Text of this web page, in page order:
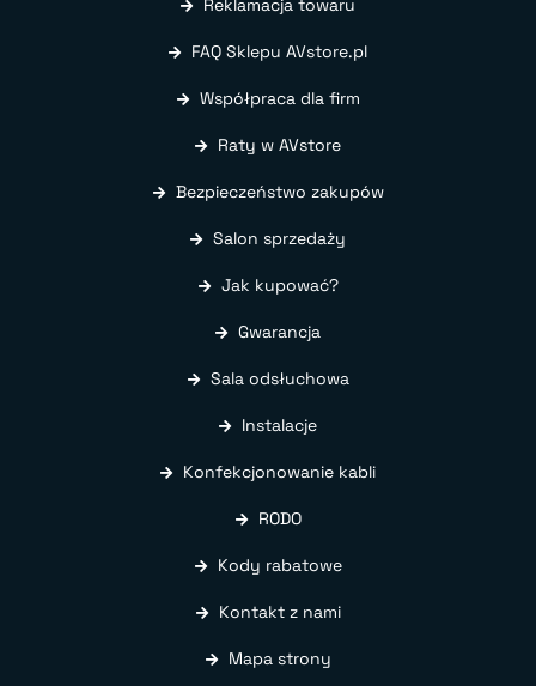
Reklamacja towaru
FAQ Sklepu AVstore.pl
Współpraca dla firm
Raty w AVstore
Bezpieczeństwo zakupów
Salon sprzedaży
Jak kupować?
Gwarancja
Sala odsłuchowa
Instalacje
Konfekcjonowanie kabli
RODO
Kody rabatowe
Kontakt z nami
Mapa strony